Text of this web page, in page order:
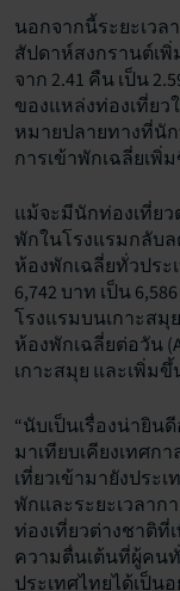
นอกจากนี้ระยะเวล
สัปดาห์สงกรานต์เพิ่
จาก 2.41 คืน เป็น
ของแหล่งท่องเที่ยว
หมายปลายทางที่นัก
การเข้าพักเฉลี่ยเพิ่
แม้จะมีนักท่องเที่ย
พักในโรงแรมกลับล
ห้องพักเฉลี่ยทั่วประ
6,742 บาท เป็น
โรงแรมบนเกาะสมุ
ห้องพักเฉลี่ยต่อวัน
เกาะสมุย และเพิ่มขึ้
“นับเป็นเรื่องน่ายิน
มาเทียบเคียงเทศ
เที่ยวเข้ามายังประ
พักและระยะเวลาก
ท่องเที่ยวต่างชาติที่
ความตื่นเต้นที่ผู้คน
ประเทศไทยได้เป็